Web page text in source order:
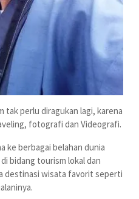
tak perlu diragukan lagi, karena
fotografi dan Videografi.
ke berbagai belahan dunia
bidang tourism lokal dan
destinasi wisata favorit seperti